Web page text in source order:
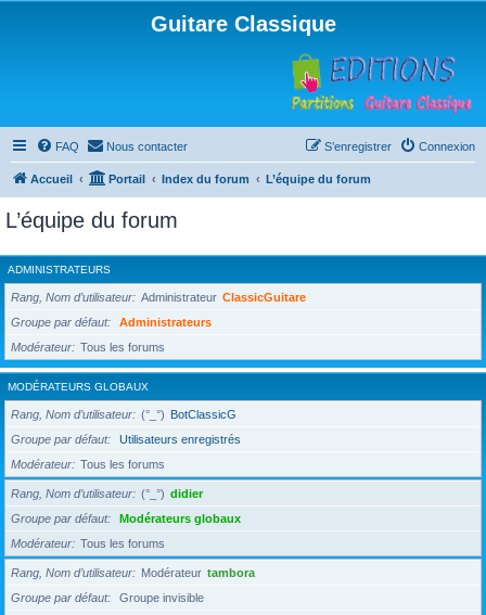
Guitare Classique
FAQ Nous contacter Connexion
S’enregistrer
Accueil Portail Index du forum L’équipe du forum
L’équipe du forum
ADMINISTRATEURS
Rang, Nom d’utilisateur Administrateur ClassicGuitare
Groupe par défaut
Administrateurs
Modérateur
Tous les forums
MODÉRATEURS GLOBAUX
Rang, Nom d’utilisateur (°_°) BotClassicG
Groupe par défaut
Utilisateurs enregistrés
Modérateur
Tous les forums
Rang, Nom d’utilisateur (°_°) didier
Groupe par défaut
Modérateurs globaux
Modérateur
Tous les forums
Rang, Nom d’utilisateur Modérateur tambora
Groupe par défaut
Groupe invisible